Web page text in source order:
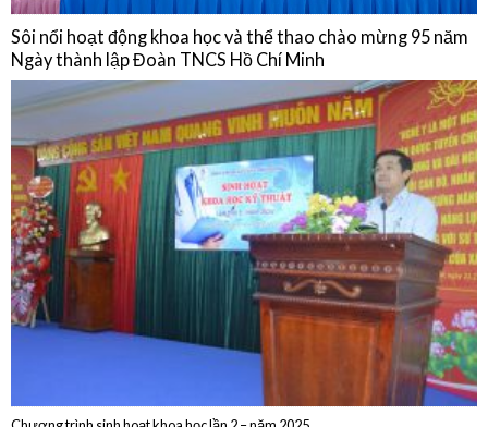
Sôi nổi hoạt động khoa học và thể thao chào mừng 95 năm
Ngày thành lập Đoàn TNCS Hồ Chí Minh